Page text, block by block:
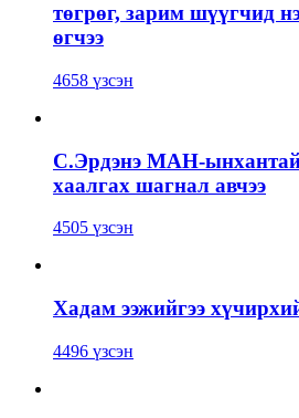
төгрөг, зарим шүүгчид
өгчээ
4658 үзсэн
С.Эрдэнэ МАН-ынхантай
хаалгах шагнал авчээ
4505 үзсэн
Хадам ээжийгээ
4496 үзсэн